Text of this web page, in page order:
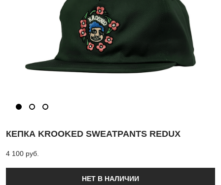
КЕПКА KROOKED SWEATPANTS REDUX
4 100 pуб.
НЕТ В НАЛИЧИИ